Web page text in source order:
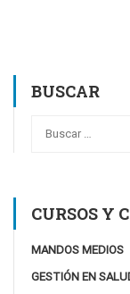
BUSCAR
CURSOS Y
MANDOS MEDIOS
GESTIÓN EN